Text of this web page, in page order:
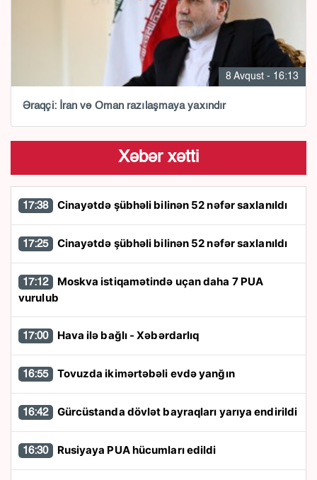
8 Avqust - 16:13
Əraqçi: İran və Oman razılaşmaya yaxındır
Xəbər xətti
17:38 Cinayətdə şübhəli bilinən 52 nəfər saxlanıldı
17:25 Cinayətdə şübhəli bilinən 52 nəfər saxlanıldı
17:12
vurulub
17:00 Hava ilə bağlı - Xəbərdarlıq
16:55 Tovuzda ikimərtəbəli evdə yanğın
16:42 Gürcüstanda dövlət bayraqları yarıya endirildi
16:30 Rusiyaya PUA hücumları edildi